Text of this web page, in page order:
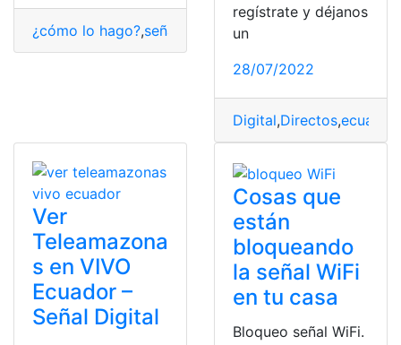
¿cómo lo hago?,señal
regístrate y déjanos
un
28/07/2022
Digital,Directos,ecuavisa
Ver
Teleamazona
s en VIVO
Ecuador –
Señal Digital
Cosas que
están
bloqueando
la señal WiFi
en tu casa
Bloqueo señal WiFi.